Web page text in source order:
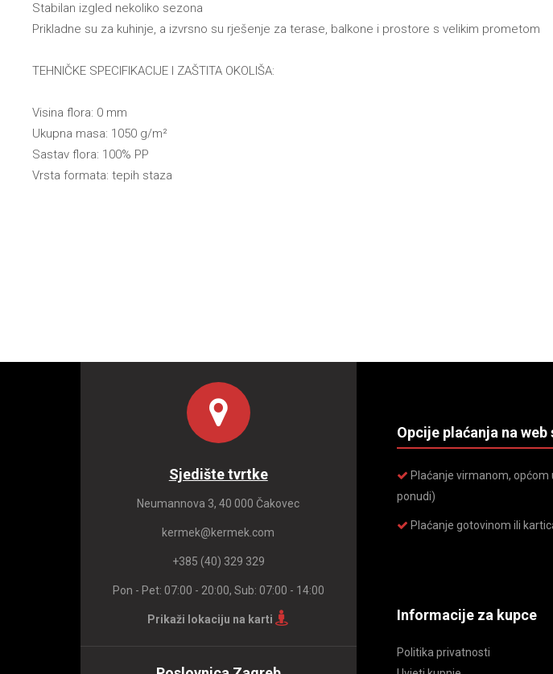
Stabilan izgled nekoliko sezona
Prikladne su za kuhinje, a izvrsno su rješenje za terase, balkone i prostore s velikim prometom
TEHNIČKE SPECIFIKACIJE I ZAŠTITA OKOLIŠA:
Visina flora: 0 mm
Ukupna masa: 1050 g/m²
Sastav flora: 100% PP
Vrsta formata: tepih staza
Sjedište tvrtke
Neumannova 3, 40 000 Čakovec
kermek@kermek.com
+385 (40) 329 329
Pon - Pet: 07:00 - 20:00, Sub: 07:00 - 14:00
Prikaži lokaciju na karti
Opcije plaćanja na web
Plaćanje virmanom,
ponudi)
Plaćanje gotovinom ili
Informacije za kupce
Politika privatnosti